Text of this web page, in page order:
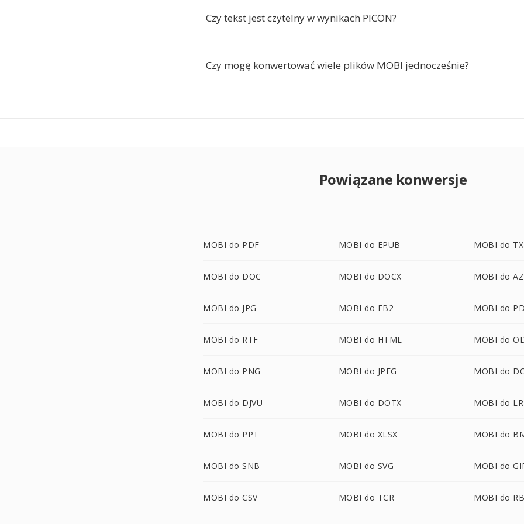
Czy tekst jest czytelny w wynikach PICON?
Czy mogę konwertować wiele plików MOBI jednocześnie?
Powiązane konwersje
MOBI do PDF MOBI do EPUB MOBI do
MOBI do DOC MOBI do DOCX MOBI do
MOBI do JPG MOBI do FB2 MOBI do
MOBI do RTF MOBI do HTML MOBI do
MOBI do PNG MOBI do JPEG MOBI do
MOBI do DJVU MOBI do DOTX MOBI do
MOBI do PPT MOBI do XLSX MOBI do
MOBI do SNB MOBI do SVG MOBI do
MOBI do CSV MOBI do TCR MOBI do